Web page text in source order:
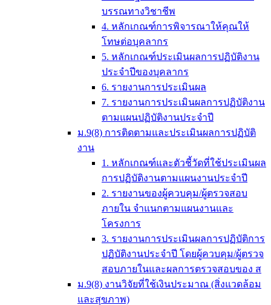
บรรณทางวิชาชีพ
4. หลักเกณฑ์การพิจารณาให้คุณให้
โทษต่อบุคลากร
5. หลักเกณฑ์ประเมินผลการปฏิบัติงาน
ประจำปีของบุคลากร
6. รายงานการประเมินผล
7. รายงานการประเมินผลการปฏิบัติงาน
ตามแผนปฏิบัติงานประจำปี
ม.9(8) การติดตามและประเมินผลการปฏิบัติ
งาน
1. หลักเกณฑ์และตัวชี้วัดที่ใช้ประเมินผล
การปฏิบัติงานตามแผนงานประจำปี
2. รายงานของผู้ควบคุม/ผู้ตรวจสอบ
ภายใน จำแนกตามแผนงานและ
โครงการ
3. รายงานการประเมินผลการปฏิบัติการ
ปฏิบัติงานประจำปี โดยผู้ควบคุม/ผู้ตรวจ
สอบภายในและผลการตรวจสอบของ ส
ม.9(8) งานวิจัยที่ใช้เงินประมาณ (สิ่งแวดล้อม
และสุขภาพ)